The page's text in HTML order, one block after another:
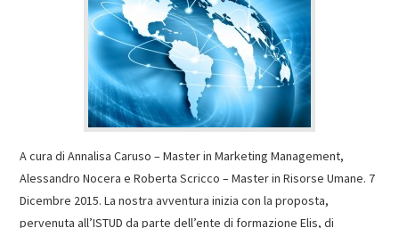
A cura di Annalisa Caruso – Master in Marketing Management,
Alessandro Nocera e Roberta Scricco – Master in Risorse Umane. 7
Dicembre 2015. La nostra avventura inizia con la proposta,
pervenuta all’ISTUD da parte dell’ente di formazione Elis, di